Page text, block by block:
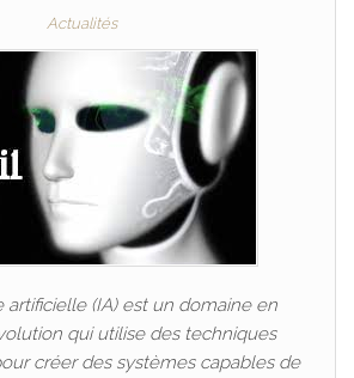
Actualités
artificielle (IA) est un domaine en
qui utilise des techniques
créer des systèmes capables de